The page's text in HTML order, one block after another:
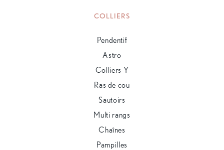
COLLIERS
Pendentif
Astro
Colliers Y
Ras de cou
Sautoirs
Multi rangs
Chaînes
Pampilles